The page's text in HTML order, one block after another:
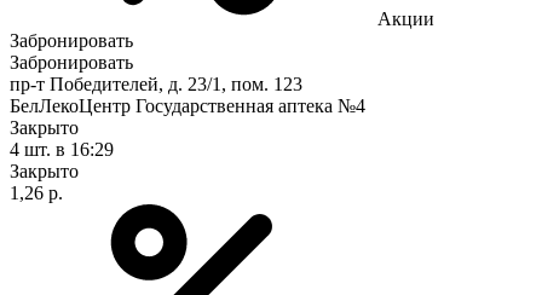
Акции
Забронировать
Забронировать
пр-т Победителей, д. 23/1, пом. 123
БелЛекоЦентр Государственная аптека №4
Закрыто
4 шт. в 16:29
Закрыто
1,26 р.